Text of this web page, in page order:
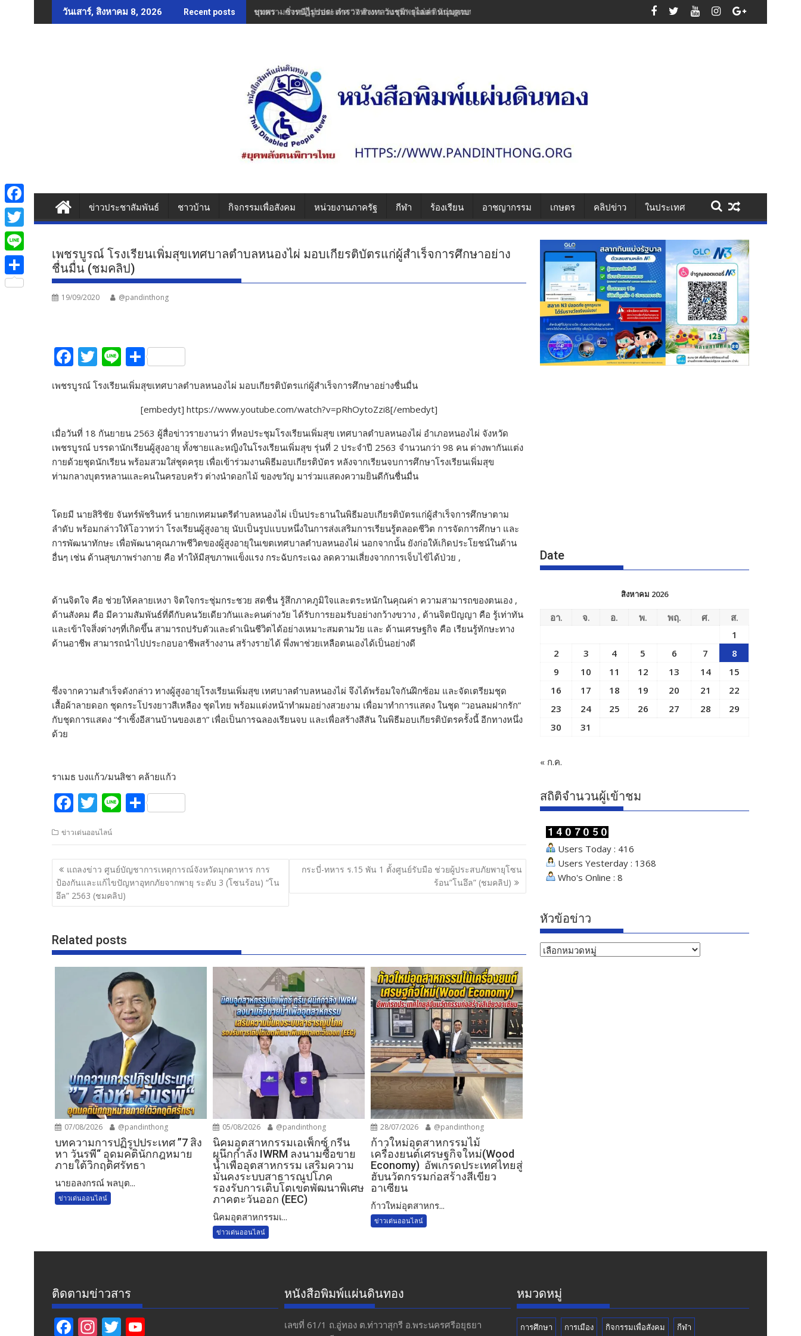
to
วันเสาร์, สิงหาคม 8, 2026 Recent posts ชุมพร – ซิ่งหนีไม่รอด! ตำรวจทางหลวงชุมพรไล่ล่า หนุ่มควบเวฟแต่งซิ่งพุ่งชนเสาไฟ รวบคาเพชรเกษม ยึดไอซ์ 1.1 กก. ยาบ้า 61 เม็ด สารภาพรับจ้างส่งย
ข่าวประชาสัมพันธ์ ชาวบ้าน กิจกรรมเพื่อสังคม หน่วยงานภาครัฐ กีฬา ร้องเรียน อาชญากรรม เกษตร คลิปข่าว ในประเทศ
เพชรบูรณ์ โรงเรียนเพิ่มสุขเทศบาลตำบลหนองไผ่ มอบเกียรติบัตรแก่ผู้สำเร็จการศึกษาอย่าง
ชื่นมื่น (ชมคลิป)
19/09/2020 @pandinthong
F
ac
e
o
o
k
T
w
itt
Li
n
e
S
ar
e
เพชรบูรณ์ โรงเรียนเพิ่มสุขเทศบาลตำบลหนองไผ่ มอบเกียรติบัตรแก่ผู้สำเร็จการศึกษาอย่างชื่นมื่น
[embedyt] https://www.youtube.com/watch?v=pRhOytoZzi8[/embedyt]
เมื่อวันที่ 18 กันยายน 2563 ผู้สื่อข่าวรายงานว่า ที่หอประชุมโรงเรียนเพิ่มสุข เทศบาลตำบลหนองไผ่ อำเภอหนองไผ่ จังหวัด
เพชรบูรณ์ บรรดานักเรียนผู้สูงอายุ ทั้งชายและหญิงในโรงเรียนเพิ่มสุข รุ่นที่ 2 ประจำปี 2563 จำนวนกว่า 98 คน ต่างพากันแต่ง
กายด้วยชุดนักเรียน พร้อมสวมใส่ชุดครุย เพื่อเข้าร่วมงานพิธีมอบเกียรติบัตร หลังจากเรียนจบการศึกษาโรงเรียนเพิ่มสุข
ท่ามกลางบุตรหลานและคนในครอบครัว ต่างนำดอกไม้ ของขวัญ มาร่วมแสดงความยินดีกันชื่นมื่น
โดยมี นายสิริชัย จันทร์พัชรินทร์ นายกเทศมนตรีตำบลหนองไผ่ เป็นประธานในพิธีมอบเกียรติบัตรแก่ผู้สำเร็จการศึกษาตาม
ลำดับ พร้อมกล่าวให้โอวาทว่า โรงเรียนผู้สูงอายุ นับเป็นรูปแบบหนึ่งในการส่งเสริมการเรียนรู้ตลอดชีวิต การจัดการศึกษา และ
การพัฒนาทักษะ เพื่อพัฒนาคุณภาพชีวิตของผู้สูงอายุในเขตเทศบาลตำบลหนองไผ่ นอกจากนั้น ยังก่อให้เกิดประโยชน์ในด้าน
อื่นๆ เช่น ด้านสุขภาพร่างกาย คือ ทำให้มีสุขภาพแข็งแรง กระฉับกระเฉง ลดความเสี่ยงจากการเจ็บไข้ได้ป่วย ,
ด้านจิตใจ คือ ช่วยให้คลายเหงา จิตใจกระชุ่มกระชวย สดชื่น รู้สึกภาคภูมิใจและตระหนักในคุณค่า ความสามารถของตนเอง ,
ด้านสังคม คือ มีความสัมพันธ์ที่ดีกับคนวัยเดียวกันและคนต่างวัย ได้รับการยอมรับอย่างกว้างขวาง , ด้านจิตปัญญา คือ รู้เท่าทัน
และเข้าใจสิ่งต่างๆที่เกิดขึ้น สามารถปรับตัวและดำเนินชีวิตได้อย่างเหมาะสมตามวัย และ ด้านเศรษฐกิจ คือ เรียนรู้ทักษะทาง
ด้านอาชีพ สามารถนำไปประกอบอาชีพสร้างงาน สร้างรายได้ พึ่งพาช่วยเหลือตนเองได้เป็นอย่างดี
ซึ่งจากความสำเร็จดังกล่าว ทางผู้สูงอายุโรงเรียนเพิ่มสุข เทศบาลตำบลหนองไผ่ จึงได้พร้อมใจกันฝึกซ้อม และจัดเตรียมชุด
เสื้อผ้าลายดอก ชุดกระโปรงยาวสีเหลือง ชุดไทย พร้อมแต่งหน้าทำผมอย่างสวยงาม เพื่อมาทำการแสดง ในชุด “วอนลมฝากรัก”
กับชุดการแสดง “รำเซิ้งอีสานบ้านของเฮา” เพื่อเป็นการฉลองเรียนจบ และเพื่อสร้างสีสัน ในพิธีมอบเกียรติบัตรครั้งนี้ อีกทางหนึ่ง
ด้วย
ราเมธ บงแก้ว/มนสิชา คล้ายแก้ว
F
e
b
o
o
T
w
itt
er
Li
e
S
ar
e
ข่าวเด่นออนไลน์
แนะแนว
เรื่อง
แถลงข่าว ศูนย์บัญชาการเหตุการณ์จังหวัดมุกดาหาร การ
ป้องกันและแก้ไขปัญหาอุทกภัยจากพายุ ระดับ 3 (โซนร้อน) “โน
อึล” 2563 (ชมคลิป)
กระบี่-ทหาร ร.15 พัน 1 ตั้งศูนย์รับมือ ช่วยผู้ประสบภัยพายุโซน
ร้อน”โนอึล” (ชมคลิป)
Related posts
07/08/2026 @pandinthong
บทความการปฏิรูปประเทศ ”7 สิง
หา วันรพี“ อุดมคตินักกฎหมาย
ภายใต้วิกฤติศรัทธา
นายอลงกรณ์ พลบุต...
ข่าวเด่นออนไลน์
05/08/2026 @pandinthong
​นิคมอุตสาหกรรมเอเพ็กซ์ กรีน
ผนึกกำลัง IWRM ลงนามซื้อขาย
น้ำเพื่ออุตสาหกรรม เสริมความ
มั่นคงระบบสาธารณูปโภค
รองรับการเติบโตเขตพัฒนาพิเศษ
ภาคตะวันออก (EEC)
​นิคมอุตสาหกรรมเ...
ข่าวเด่นออนไลน์
28/07/2026 @pandinthong
ก้าวใหม่อุตสาหกรรมไม้
เครื่องยนต์เศรษฐกิจใหม่(Wood
Economy) อัพเกรดประเทศไทยสู่
ฮับนวัตกรรมก่อสร้างสีเขียว
อาเซียน
ก้าวใหม่อุตสาหกร...
ข่าวเด่นออนไลน์
Date
สิงหาคม 2026
อา. จ. อ. พ. พฤ. ศ.
ส.
1
2
3 4 5 6 7
8
9
10 11 12 13 14
15
16
17 18 19 20 21
22
23
24 25 26 27 28
29
30
31
« ก.ค.
สถิติจำนวนผู้เข้าชม
Users Today : 416
Users Yesterday : 1368
Who's Online : 8
หัวข้อข่าว
หัวข้อ
ติดตามข่าวสาร
F In T
หนังสือพิมพ์แผ่นดินทอง
เลขที่ 61/1 ถ.อู่ทอง​ ต.​ท่าวาสุกรี​ อ.พระนครศรีอยุธยา​
หมวดหมู่
การศึกษา การเมือง กิจกรรมเพื่อสังคม กีฬา
F
a
c
e
b
T
w
i
L
iS